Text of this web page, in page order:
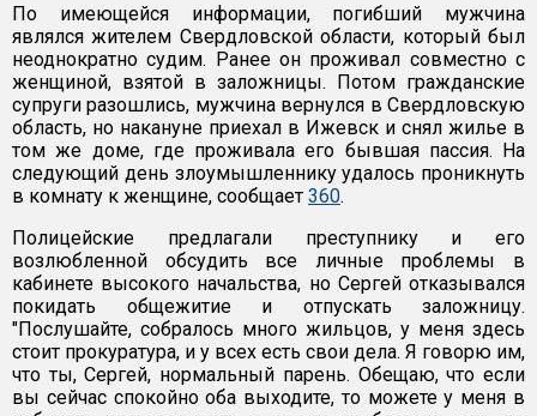
По имеющейся информации, погибший мужчина
являлся жителем Свердловской области, который был
неоднократно судим. Ранее он проживал совместно с
женщиной, взятой в заложницы. Потом гражданские
супруги разошлись, мужчина вернулся в Свердловскую
область, но накануне приехал в Ижевск и снял жилье в
том же доме, где проживала его бывшая пассия. На
следующий день злоумышленнику удалось проникнуть
в комнату к женщине, сообщает 360.
Полицейские предлагали преступнику и его
возлюбленной обсудить все личные проблемы в
кабинете высокого начальства, но Сергей отказывался
покидать общежитие и отпускать заложницу.
"Послушайте, собралось много жильцов, у меня здесь
стоит прокуратура, и у всех есть свои дела. Я говорю им,
что ты, Сергей, нормальный парень. Обещаю, что если
вы сейчас спокойно оба выходите, то можете у меня в